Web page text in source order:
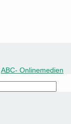
ABC- Onlinemedien